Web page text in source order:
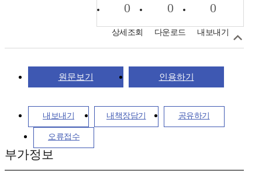
0
상세조회
0
다운로드
0
내보내기
원문보기 인용하기
내보내기 내책장담기 공유하기
오류접수
부가정보